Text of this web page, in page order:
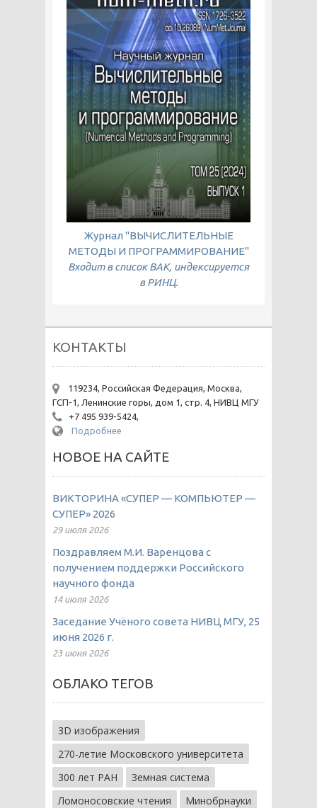
Журнал "ВЫЧИСЛИТЕЛЬНЫЕ
МЕТОДЫ И ПРОГРАММИРОВАНИЕ"
Входит в список ВАК, индексируется
в РИНЦ.
КОНТАКТЫ
119234, Российская Федерация, Москва,
ГСП-1, Ленинские горы, дом 1, стр. 4, НИВЦ МГУ
+7 495 939-5424,
Подробнее
НОВОЕ НА САЙТЕ
ВИКТОРИНА «СУПЕР — КОМПЬЮТЕР —
СУПЕР» 2026
29 июля 2026
Поздравляем М.И. Варенцова с
получением поддержки Российского
научного фонда
14 июля 2026
Заседание Учёного совета НИВЦ МГУ, 25
июня 2026 г.
23 июня 2026
ОБЛАКО ТЕГОВ
3D изображения
270-летие Московского университета
300 лет РАН
Земная система
Ломоносовские чтения
Минобрнауки